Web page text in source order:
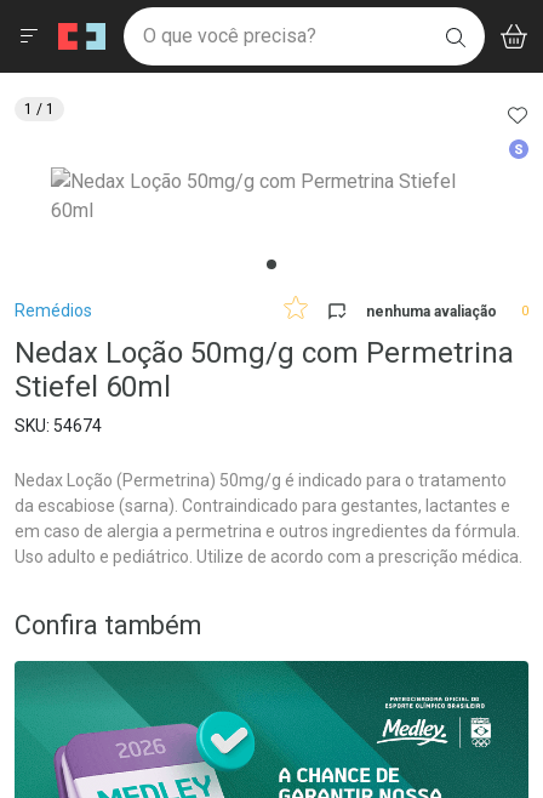
Drogaria São Paulo
Ir direto para a home
pela página
Ir direto para o conteúdo
Ir direto para a busca
Ir direto para a conta
Ir direto para a notificações
Ir direto para o carrinho
Ir direto para o menu
Faça a sua busca
O que você precisa? BUSCAR
Menu
Breadcrumb
Remédios nenhuma avaliação 0
Nedax Loção 50mg/g com Permetrina
Stiefel 60ml
54674
Nedax Loção (Permetrina) 50mg/g é indicado para o tratamento
da escabiose (sarna). Contraindicado para gestantes, lactantes e
em caso de alergia a permetrina e outros ingredientes da fórmula.
Uso adulto e pediátrico. Utilize de acordo com a prescrição médica.
1 / 1
Confira também